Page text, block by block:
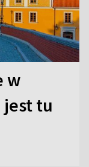
w
jest tu